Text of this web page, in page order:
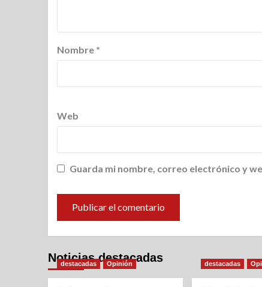
Nombre *
Web
Guarda mi nombre, correo electrónico y
Noticias destacadas
destacadas Opinión destacadas